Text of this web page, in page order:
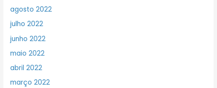
agosto 2022
julho 2022
junho 2022
maio 2022
abril 2022
março 2022